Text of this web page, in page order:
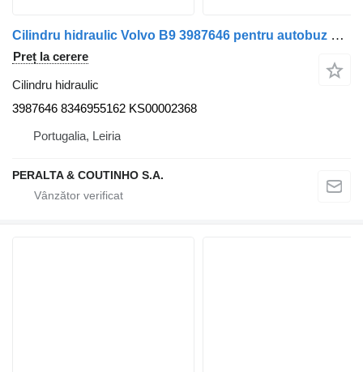
Cilindru hidraulic Volvo B9 3987646 pentru autobuz Volvo B9
Preț la cerere
Cilindru hidraulic
3987646 8346955162 KS00002368
Portugalia, Leiria
PERALTA & COUTINHO S.A.